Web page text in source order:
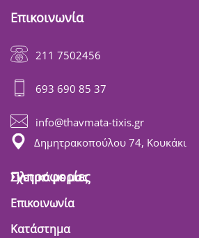
Επικοινωνία
211 7502456
693 690 85 37
info@thavmata-tixis.gr
Δημητρακοπούλου 74, Κουκάκι
Πληροφορίες
Σχετικά με μας
Επικοινωνία
Κατάστημα